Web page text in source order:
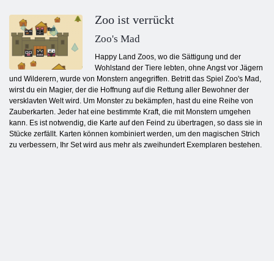
Zoo ist verrückt
Zoo's Mad
Happy Land Zoos, wo die Sättigung und der
Wohlstand der Tiere lebten, ohne Angst vor Jägern
und Wilderern, wurde von Monstern angegriffen. Betritt das Spiel Zoo's Mad,
wirst du ein Magier, der die Hoffnung auf die Rettung aller Bewohner der
versklavten Welt wird. Um Monster zu bekämpfen, hast du eine Reihe von
Zauberkarten. Jeder hat eine bestimmte Kraft, die mit Monstern umgehen
kann. Es ist notwendig, die Karte auf den Feind zu übertragen, so dass sie in
Stücke zerfällt. Karten können kombiniert werden, um den magischen Strich
zu verbessern, Ihr Set wird aus mehr als zweihundert Exemplaren bestehen.